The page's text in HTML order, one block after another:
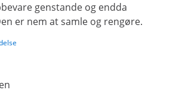
genstande og endda
er nem at samle og rengøre.